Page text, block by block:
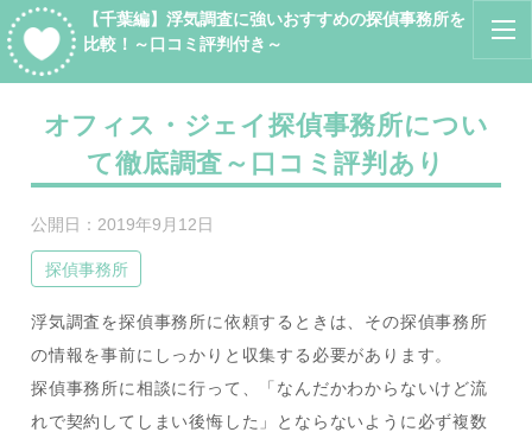
【千葉編】浮気調査に強いおすすめの探偵事務所を
比較！～口コミ評判付き～
オフィス・ジェイ探偵事務所につい
て徹底調査～口コミ評判あり
公開日： 2019年9月12日
探偵事務所
浮気調査を探偵事務所に依頼するときは、その探偵事務所
の情報を事前にしっかりと収集する必要があります。
探偵事務所に相談に行って、「なんだかわからないけど流
れで契約してしまい後悔した」とならないように必ず複数